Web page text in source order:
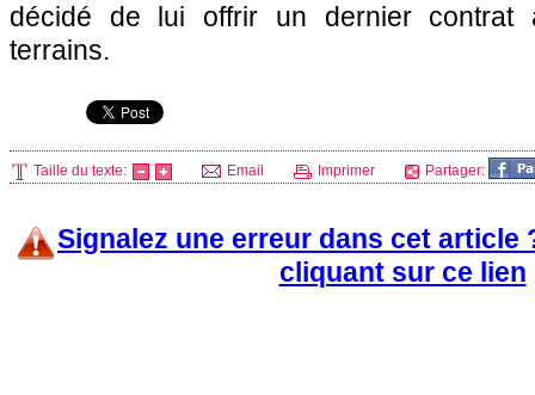
décidé de lui offrir un dernier contrat
terrains.
Taille du texte: Email Imprimer Partager:
Signalez une erreur dans cet article
cliquant sur ce lien